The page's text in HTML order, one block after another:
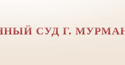
СУД Г.